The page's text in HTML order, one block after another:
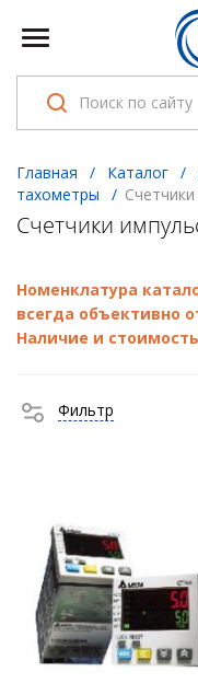
Главная / Каталог /
тахометры
/
Счетчики
Номенклатура
всегда объективно
Наличие и
Фильтр